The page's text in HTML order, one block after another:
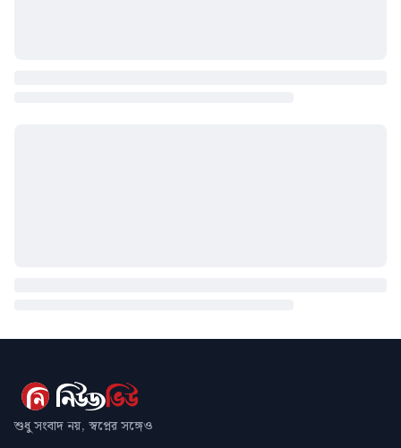
শুধু সংবাদ নয়, স্বপ্নের সঙ্গেও